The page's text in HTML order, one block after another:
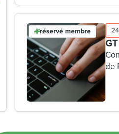
réservé membre
de